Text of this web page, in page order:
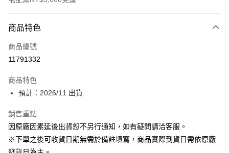
信用卡一次付款
Apple Pay
運送方式
預購-宅配(舊)
每筆NT$120，滿NT$3,000(含以上)免運費
商品特色
商品編號
11791332
商品特色
預計：2026/11 出貨
銷售重點
因原廠因素延後出貨恕不另行通知，如有疑問請洽客服。
※下單之後可收貨日期無需於備註填寫，商品實際到貨日需依原廠